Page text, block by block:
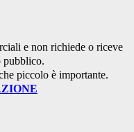
e non richiede o riceve
pubblico.
piccolo è importante.